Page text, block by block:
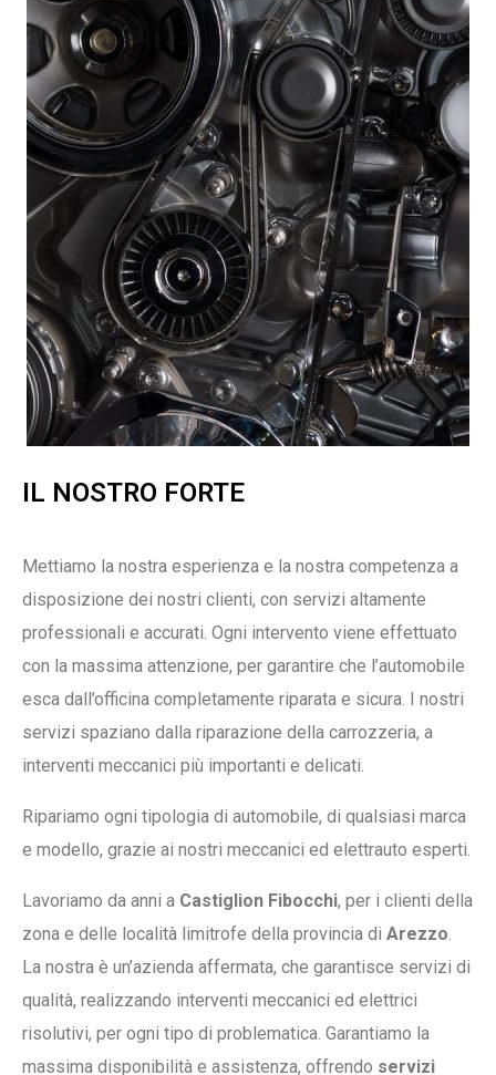
IL NOSTRO FORTE
Mettiamo la nostra esperienza e la nostra competenza a
disposizione dei nostri clienti, con servizi altamente
professionali e accurati. Ogni intervento viene effettuato
con la massima attenzione, per garantire che l’automobile
esca dall’officina completamente riparata e sicura. I nostri
servizi spaziano dalla riparazione della carrozzeria, a
interventi meccanici più importanti e delicati.
Ripariamo ogni tipologia di automobile, di qualsiasi marca
e modello, grazie ai nostri meccanici ed elettrauto esperti.
Lavoriamo da anni a Castiglion Fibocchi, per i clienti della
zona e delle località limitrofe della provincia di Arezzo.
La nostra è un’azienda affermata, che garantisce servizi di
qualità, realizzando interventi meccanici ed elettrici
risolutivi, per ogni tipo di problematica. Garantiamo la
massima disponibilità e assistenza, offrendo servizi